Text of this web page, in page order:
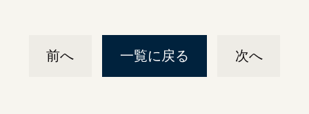
前へ 一覧に戻る 次へ